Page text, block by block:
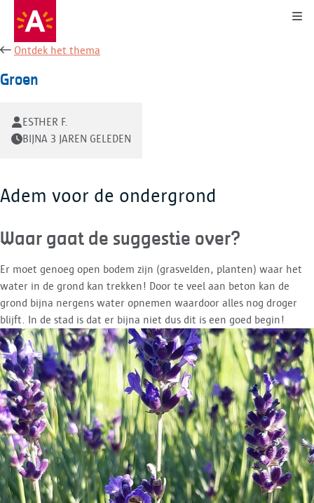
Ontdek het thema
Groen
ESTHER F.
BIJNA 3 JAREN GELEDEN
Adem voor de ondergrond
Waar gaat de suggestie over?
Er moet genoeg open bodem zijn (grasvelden, planten) waar het
water in de grond kan trekken! Door te veel aan beton kan de
grond bijna nergens water opnemen waardoor alles nog droger
blijft. In de stad is dat er bijna niet dus dit is een goed begin!